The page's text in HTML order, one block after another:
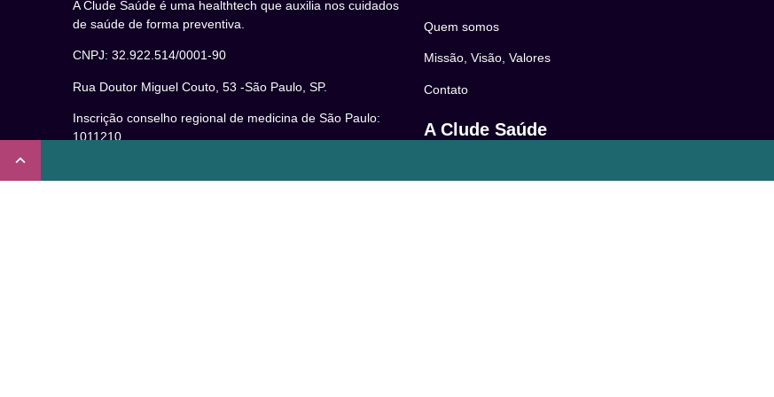
A Clude Saúde é uma healthtech que auxilia nos cuidados
de saúde de forma preventiva.
CNPJ: 32.922.514/0001-90
Rua Doutor Miguel Couto, 53 -São Paulo, SP.
Inscrição conselho regional de medicina de São Paulo:
1011210
Quem somos
Missão, Visão, Valores
Contato
A Clude Saúde